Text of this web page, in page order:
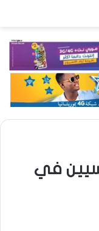
في